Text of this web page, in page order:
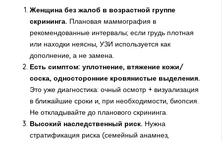
Женщина без жалоб в возрастной группе
скрининга. Плановая маммография в
рекомендованные интервалы; если грудь плотная
или находки неясны, УЗИ используется как
дополнение, а не замена.
Есть симптом: уплотнение, втяжение кожи/
соска, односторонние кровянистые выделения.
Это уже диагностика: очный осмотр + визуализация
в ближайшие сроки и, при необходимости, биопсия.
Не откладывайте до планового скрининга.
Высокий наследственный риск. Нужна
стратификация риска (семейный анамнез,